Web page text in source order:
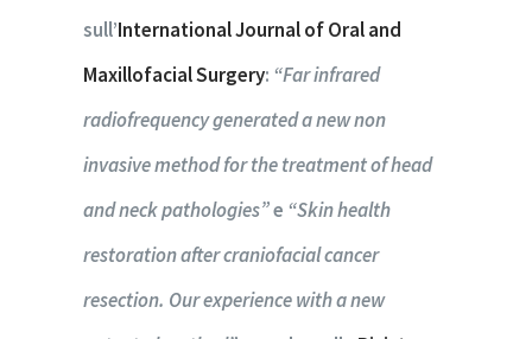
sull’International Journal of Oral and
Maxillofacial Surgery: “Far infrared
radiofrequency generated a new non
invasive method for the treatment of head
and neck pathologies”e “Skin health
restoration after craniofacial cancer
resection. Our experience with a new